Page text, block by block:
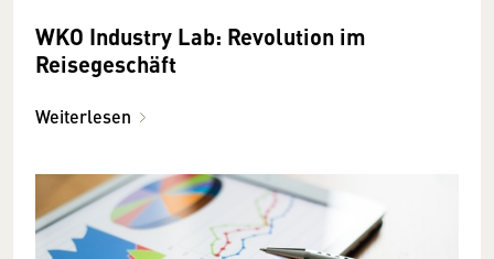
WKO Industry Lab: Revolution im
Reisegeschäft
Weiterlesen